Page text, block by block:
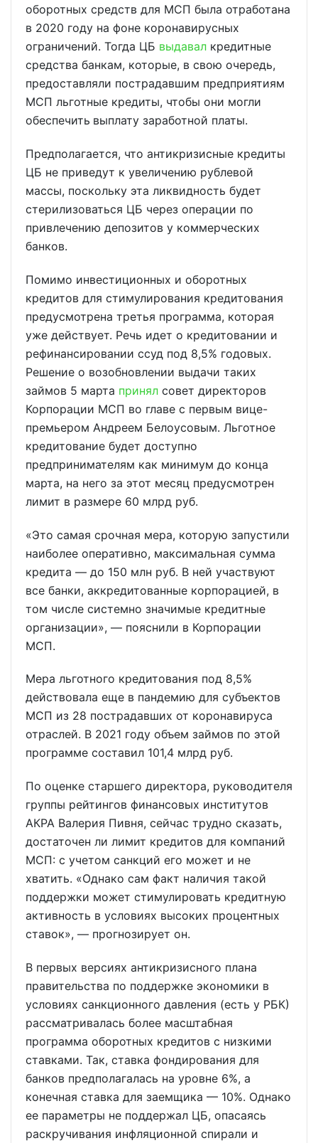
оборотных средств для МСП была отработана
в 2020 году на фоне коронавирусных
ограничений. Тогда ЦБ выдавал кредитные
средства банкам, которые, в свою очередь,
предоставляли пострадавшим предприятиям
МСП льготные кредиты, чтобы они могли
обеспечить выплату заработной платы.
Предполагается, что антикризисные кредиты
ЦБ не приведут к увеличению рублевой
массы, поскольку эта ликвидность будет
стерилизоваться ЦБ через операции по
привлечению депозитов у коммерческих
банков.
Помимо инвестиционных и оборотных
кредитов для стимулирования кредитования
предусмотрена третья программа, которая
уже действует. Речь идет о кредитовании и
рефинансировании ссуд под 8,5% годовых.
Решение о возобновлении выдачи таких
займов 5 марта принял совет директоров
Корпорации МСП во главе с первым вице-
премьером Андреем Белоусовым. Льготное
кредитование будет доступно
предпринимателям как минимум до конца
марта, на него за этот месяц предусмотрен
лимит в размере 60 млрд руб.
«Это самая срочная мера, которую запустили
наиболее оперативно, максимальная сумма
кредита — до 150 млн руб. В ней участвуют
все банки, аккредитованные корпорацией, в
том числе системно значимые кредитные
организации», — пояснили в Корпорации
МСП.
Мера льготного кредитования под 8,5%
действовала еще в пандемию для субъектов
МСП из 28 пострадавших от коронавируса
отраслей. В 2021 году объем займов по этой
программе составил 101,4 млрд руб.
По оценке старшего директора, руководителя
группы рейтингов финансовых институтов
АКРА Валерия Пивня, сейчас трудно сказать,
достаточен ли лимит кредитов для компаний
МСП: с учетом санкций его может и не
хватить. «Однако сам факт наличия такой
поддержки может стимулировать кредитную
активность в условиях высоких процентных
ставок», — прогнозирует он.
В первых версиях антикризисного плана
правительства по поддержке экономики в
условиях санкционного давления (есть у РБК)
рассматривалась более масштабная
программа оборотных кредитов с низкими
ставками. Так, ставка фондирования для
банков предполагалась на уровне 6%, а
конечная ставка для заемщика — 10%. Однако
ее параметры не поддержал ЦБ, опасаясь
раскручивания инфляционной спирали и